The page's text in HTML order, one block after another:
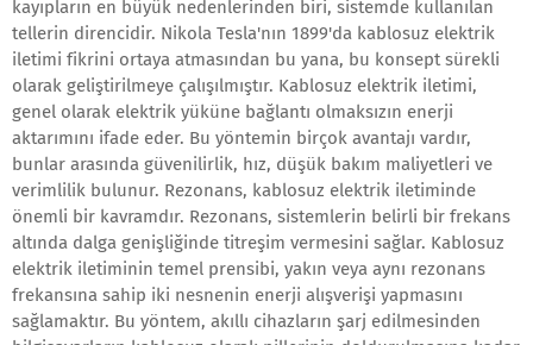
kayıpların en büyük nedenlerinden biri, sistemde kullanılan
tellerin direncidir. Nikola Tesla'nın 1899'da kablosuz elektrik
iletimi fikrini ortaya atmasından bu yana, bu konsept sürekli
olarak geliştirilmeye çalışılmıştır. Kablosuz elektrik iletimi,
genel olarak elektrik yüküne bağlantı olmaksızın enerji
aktarımını ifade eder. Bu yöntemin birçok avantajı vardır,
bunlar arasında güvenilirlik, hız, düşük bakım maliyetleri ve
verimlilik bulunur. Rezonans, kablosuz elektrik iletiminde
önemli bir kavramdır. Rezonans, sistemlerin belirli bir frekans
altında dalga genişliğinde titreşim vermesini sağlar. Kablosuz
elektrik iletiminin temel prensibi, yakın veya aynı rezonans
frekansına sahip iki nesnenin enerji alışverişi yapmasını
sağlamaktır. Bu yöntem, akıllı cihazların şarj edilmesinden